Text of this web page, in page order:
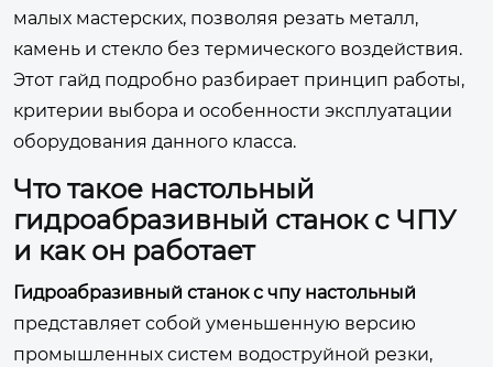
малых мастерских, позволяя резать металл,
камень и стекло без термического воздействия.
Этот гайд подробно разбирает принцип работы,
критерии выбора и особенности эксплуатации
оборудования данного класса.
Что такое настольный
гидроабразивный станок с ЧПУ
и как он работает
Гидроабразивный станок с чпу настольный
представляет собой уменьшенную версию
промышленных систем водоструйной резки,